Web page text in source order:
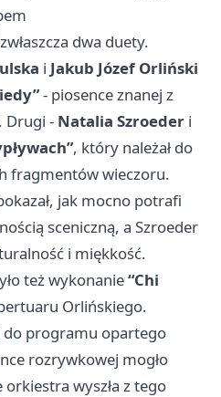
dwa duety.
i Jakub Józef Orliński
- piosence znanej z
Drugi - Natalia Szroeder i
, który należał do
fragmentów wieczoru.
jak mocno potrafi
sceniczną, a Szroeder
i miękkość.
też wykonanie“Chi
Orlińskiego.
do programu opartego
rozrywkowej mogło
wyszła z tego